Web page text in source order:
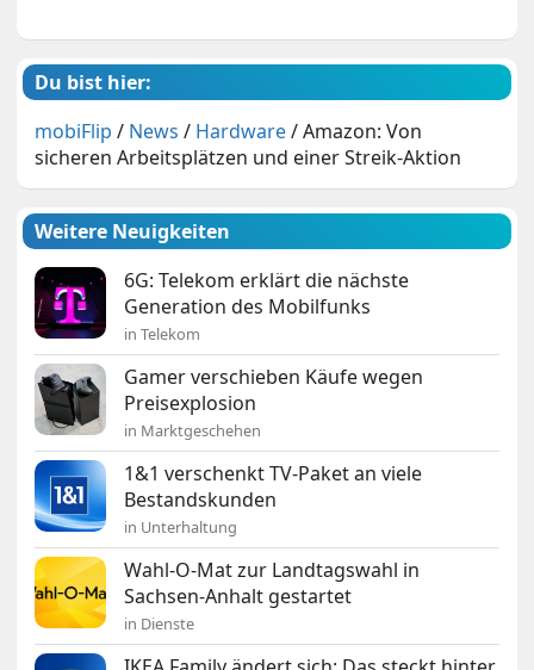
Du bist hier:
mobiFlip / News / Hardware/Amazon: Von
sicheren Arbeitsplätzen und einer Streik-Aktion
Weitere Neuigkeiten
6G: Telekom erklärt die nächste
Generation des Mobilfunks
in Telekom
Gamer verschieben Käufe wegen
Preisexplosion
in Marktgeschehen
1&1 verschenkt TV-Paket an viele
Bestandskunden
in Unterhaltung
Wahl-O-Mat zur Landtagswahl in
Sachsen-Anhalt gestartet
in Dienste